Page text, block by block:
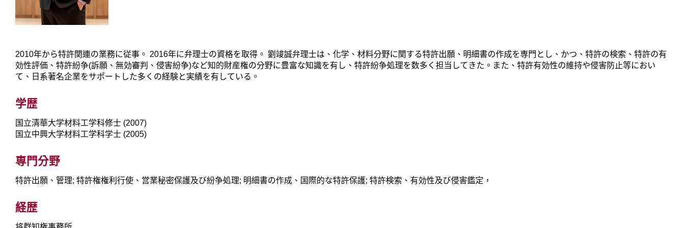
2010年から特許関連の業務に従事。 2016年に弁理士の資格を取得。 劉竣誠弁理士は、化学、材料分野に関する特許出願、明細書の作成を専門とし、かつ、特許の検索、特許の有
効性評価、特許紛争(訴願、無効審判、侵害紛争)など知的財産権の分野に豊富な知識を有し、特許紛争処理を数多く担当してきた。また、特許有効性の維持や侵害防止等におい
て、日系著名企業をサポートした多くの経験と実績を有している。
学歴
国立清華大学材料工学科修士 (2007)
国立中興大学材料工学科学士 (2005)
専門分野
特許出願、管理; 特許権権利行使、営業秘密保護及び紛争処理; 明細書の作成、国際的な特許保護; 特許検索、有効性及び侵害鑑定，
経歴